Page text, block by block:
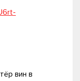
вин в